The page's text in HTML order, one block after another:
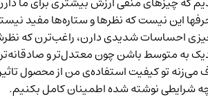
این نیست که نظرها و ستاره‌ها مفید
احساسات شدیدی دارن، راغب‌ترن که
به متوسط باشن چون معتدل‌تر و
تو کیفیت استفاده‌ی من از محصول
شرایطی نوشته شده اطمینان کامل بکنیم.